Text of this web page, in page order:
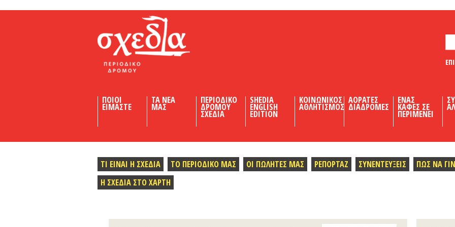
ΠΟΙΟΙ
ΕΙΜΑΣΤΕ
ΤΑ ΝΕΑ
ΜΑΣ
ΠΕΡΙΟΔΙΚΟ
ΔΡΟΜΟΥ
ΣΧΕΔΙΑ
SHEDIA
ENGLISH
EDITION
ΚΟΙΝΩΝΙΚΟΣ
ΑΘΛΗΤΙΣΜΟΣ
ΑΟΡΑΤΕΣ
ΔΙΑΔΡΟΜΕΣ
ΕΝΑΣ
ΚΑΦΕΣ ΣΕ
ΠΕΡΙΜΕΝΕΙ
ΤΙ ΕΙΝΑΙ Η ΣΧΕΔΙΑ ΤΟ ΠΕΡΙΟΔΙΚΟ ΜΑΣ ΟΙ ΠΩΛΗΤΕΣ ΜΑΣ ΡΕΠΟΡΤΑΖ ΣΥΝΕΝΤΕΥΞΕΙΣ
ΠΩΣ ΝΑ
Η ΣΧΕΔΙΑ ΣΤΟ ΧΑΡΤΗ